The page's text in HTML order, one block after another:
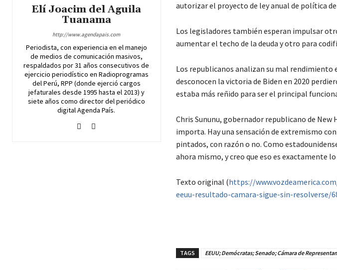
Elí Joacim del Aguila
Tuanama
http://www.agendapais.com
Periodista, con experiencia en el manejo
de medios de comunicación masivos,
respaldados por 31 años consecutivos de
ejercicio periodístico en Radioprogramas
del Perú, RPP (donde ejerció cargos
jefaturales desde 1995 hasta el 2013) y
siete años como director del periódico
digital Agenda País.
autorizar el proyecto de ley anual de política
Los legisladores también esperan impulsar
aumentar el techo de la deuda y otro para
Los republicanos analizan su mal rendimiento
desconocen la victoria de Biden en 2020
estaba más reñido para ser el principal
Chris Sununu, gobernador republicano de New
importa. Hay una sensación de extremismo
pintados, con razón o no. Como
ahora mismo, y creo que eso es exactamente lo
Texto original (https://
eeuu-resultado-camara-sigue-sin-resolverse/
TAGS EEUU; Demócratas; Senado; Cámara de